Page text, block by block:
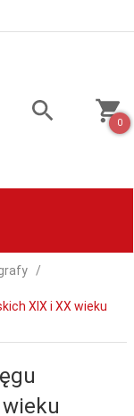
0
XIX i XX wieku